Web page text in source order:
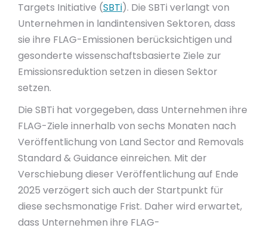
Targets Initiative (SBTi). Die SBTi verlangt von
Unternehmen in landintensiven Sektoren, dass
sie ihre FLAG-Emissionen berücksichtigen und
gesonderte wissenschaftsbasierte Ziele zur
Emissionsreduktion setzen in diesen Sektor
setzen.
Die SBTi hat vorgegeben, dass Unternehmen ihre
FLAG-Ziele innerhalb von sechs Monaten nach
Veröffentlichung von Land Sector and Removals
Standard & Guidance einreichen. Mit der
Verschiebung dieser Veröffentlichung auf Ende
2025 verzögert sich auch der Startpunkt für
diese sechsmonatige Frist. Daher wird erwartet,
dass Unternehmen ihre FLAG-